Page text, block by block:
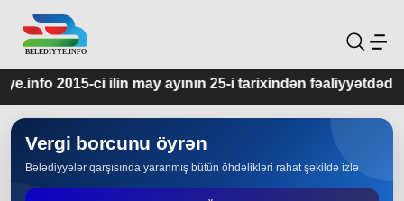
ayının 25-i tarixindən fəaliyyətdədir.
Vergi borcunu öyrən
Bələdiyyələr qarşısında yaranmış bütün öhdəlikləri rahat şəkildə izlə